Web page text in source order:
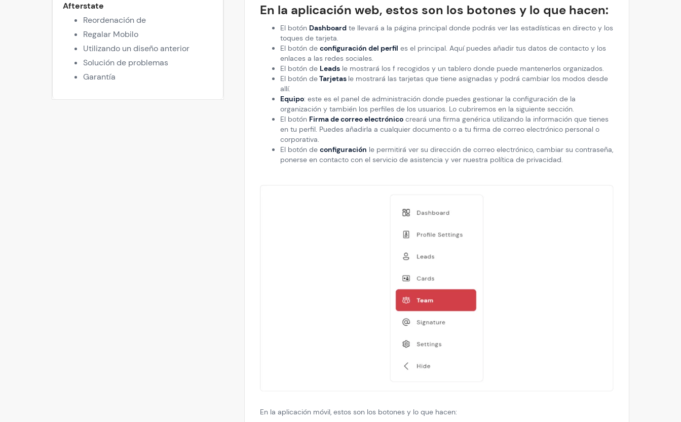
Afterstate
Reordenación de
Regalar Mobilo
Utilizando un diseño anterior
Solución de problemas
Garantía
En la aplicación web, estos son los botones y lo que hacen:
El botón Dashboard te llevará a la página principal donde podrás ver las estadísticas en directo y los
toques de tarjeta.
El botón de configuración del perfil es el principal. Aquí puedes añadir tus datos de contacto y los
enlaces a las redes sociales.
El botón de Leads le mostrará los f recogidos y un tablero donde puede mantenerlos organizados.
El botón deTarjetas le mostrará las tarjetas que tiene asignadas y podrá cambiar los modos desde
allí.
Equipo: este es el panel de administración donde puedes gestionar la configuración de la
organización y también los perfiles de los usuarios. Lo cubriremos en la siguiente sección.
El botón Firma de correo electrónico creará una firma genérica utilizando la información que tienes
en tu perfil. Puedes añadirla a cualquier documento o a tu firma de correo electrónico personal o
corporativa.
El botón de configuración le permitirá ver su dirección de correo electrónico, cambiar su contraseña,
ponerse en contacto con el servicio de asistencia y ver nuestra política de privacidad.
En la aplicación móvil, estos son los botones y lo que hacen: